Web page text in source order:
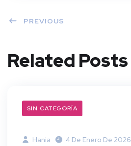
PREVIOUS
Related Posts
SIN CATEGORÍA
Hania 4 De Enero De 2026